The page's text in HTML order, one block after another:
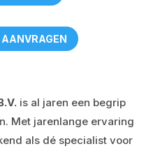
AANVRAGEN
is al jaren een begrip
Met jarenlange ervaring
als dé specialist voor